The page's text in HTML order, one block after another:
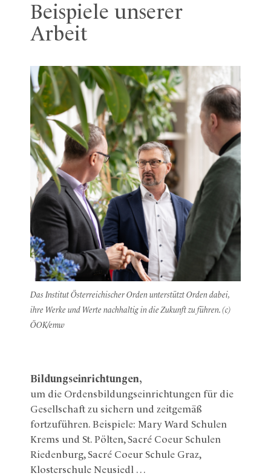
Beispiele unserer
Arbeit
Das Institut Österreichischer Orden unterstützt Orden dabei,
ihre Werke und Werte nachhaltig in die Zukunft zu führen. (c)
ÖOK/emw
Bildungseinrichtungen,
um die Ordensbildungseinrichtungen für die
Gesellschaft zu sichern und zeitgemäß
fortzuführen. Beispiele: Mary Ward Schulen
Krems und St. Pölten, Sacré Coeur Schulen
Riedenburg, Sacré Coeur Schule Graz,
Klosterschule Neusiedl …